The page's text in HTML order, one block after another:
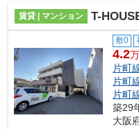
賃貸 | マンション T-
敷0
4.2
片町
片町
片町
築29
大阪